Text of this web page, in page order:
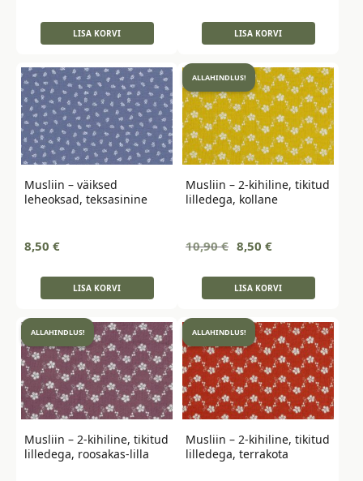
LISA KORVI LISA KORVI
Musliin – väiksed
leheoksad, teksasinine
8,50 €
LISA KORVI
ALLAHINDLUS!
Musliin – 2-kihiline, tikitud
lilledega, kollane
10,90€ Algne
oli:
10,90 €.
8,50 €Current
is:
LISA KORVI
ALLAHINDLUS!
Musliin – 2-kihiline, tikitud
lilledega, roosakas-lilla
ALLAHINDLUS!
Musliin – 2-kihiline, tikitud
lilledega, terrakota